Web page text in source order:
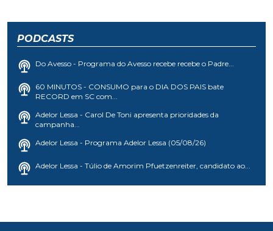
PODCASTS
Do Avesso - Programa do Avesso recebe recebe o Padre...
60 MINUTOS - CONSUMO para o DIA DOS PAIS bate
RECORD em SC com...
Adelor Lessa - Carol De Toni apresenta prioridades da
campanha...
Adelor Lessa - Programa Adelor Lessa (05/08/26)
Adelor Lessa - Túlio de Amorim Pfuetzenreiter, candidato ao...